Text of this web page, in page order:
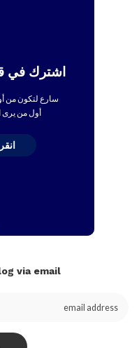
اشترك في
سارع لتكون من
أول من
via email